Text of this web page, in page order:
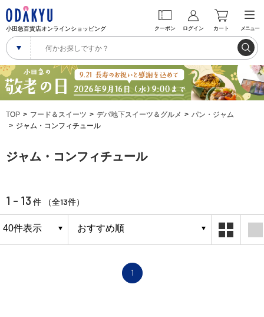
小田急百貨店オンラインショッピング クーポン ログイン カート メニュー
TOP フード＆スイーツ デパ地下スイーツ＆グルメ
パン・ジャム
ジャム・コンフィチュール
ジャム・コンフィチュール
1 - 13 件 （全13件）
1